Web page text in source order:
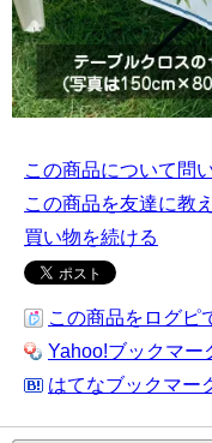
この商品について問
この商品を友達に教
買い物を続ける
この商品をログピ
Yahoo!ブックマー
はてなブックマー